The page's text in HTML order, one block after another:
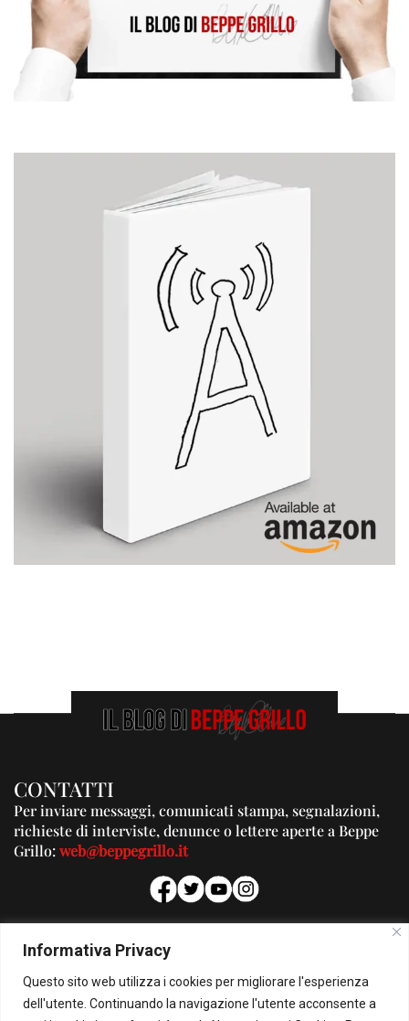
Informativa Privacy
Questo sito web utilizza i cookies per migliorare l'esperienza
dell'utente. Continuando la navigazione l'utente acconsente a
CONTATTI
Per inviare messaggi, comunicati stampa, segnalazioni,
richieste di interviste, denunce o lettere aperte a Beppe
Grillo:web@beppegrillo.it
PUBBLICITA'
Per la tua pubblicità su questo Blog:
pubblicita@beppegrillo.it